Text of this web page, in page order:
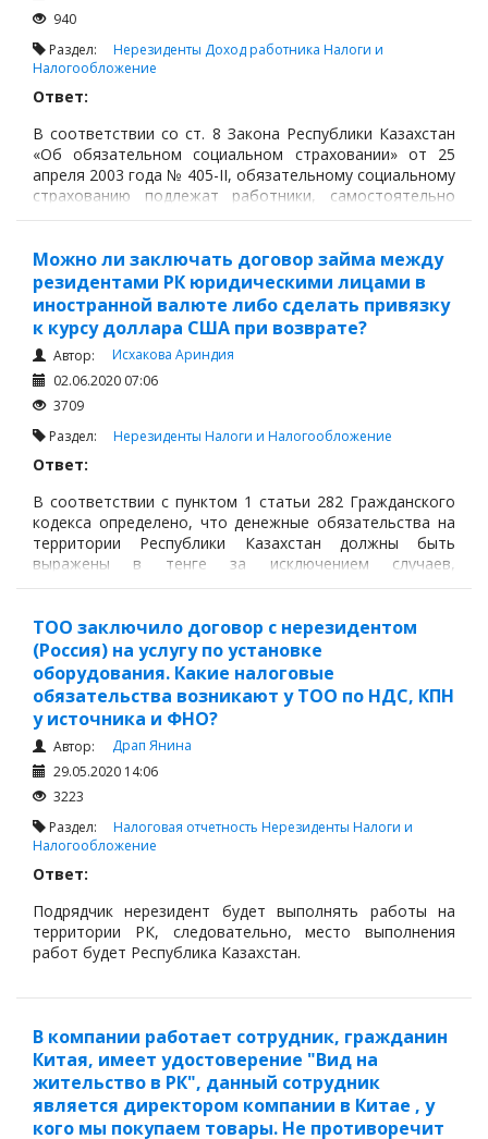
Трудовые отношения
Корпоративные отношения
Договоры
Доверенности
Интернет и право
Взыскание долга
Государственные закупки
Предварительный квалификационный отбор «Самрук-
Қазына» (ПКО)
Некоммерческие организации
Лицензирование (разрешения и уведомления)
Судопроизводство
Ответы государственных органов
940
Раздел: Нерезиденты Доход работника Налоги и
Налогообложение
Ответ:
В соответствии со ст. 8 Закона Республики Казахстан
«Об обязательном социальном страховании» от 25
апреля 2003 года № 405-II, обязательному социальному
страхованию подлежат работники, самостоятельно
занятые лица, включая иностранцев и лиц без
Республики Казахстан и осуществляющих
деятельность, приносящую доход на территории
Республики Казахстан, за исключением лиц, достигших
возраста, предусмотренного п. 1 ст. 11 Закона
Республики Казахстан «О пенсионном обеспечении в
Республике Казахстан» от 21 июня 2013 года № 105-V.
Можно ли заключать договор займа между
резидентами РК юридическими лицами в
иностранной валюте либо сделать привязку
к курсу доллара США при возврате?
Автор:
Исхакова Ариндия
02.06.2020 07:06
3709
Раздел: Нерезиденты Налоги и Налогообложение
Ответ:
В соответствии с пунктом 1 статьи 282 Гражданского
кодекса определено, что денежные обязательства на
территории Республики Казахстан должны быть
выражены в тенге за исключением случаев,
предусмотренных законодательными актами
ТОО заключило договор с нерезидентом
(Россия) на услугу по установке
оборудования. Какие налоговые
обязательства возникают у ТОО по НДС, КПН
у источника и ФНО?
Автор:
Драп Янина
29.05.2020 14:06
3223
Раздел: Налоговая отчетность Нерезиденты Налоги и
Налогообложение
Ответ:
Подрядчик нерезидент будет выполнять работы на
территории РК, следовательно, место выполнения
работ будет Республика Казахстан.
Казахстан признаются следующие виды доходов:
В компании работает сотрудник, гражданин
Китая, имеет удостоверение "Вид на
жительство в РК", данный сотрудник
является директором компании в Китае , у
кого мы покупаем товары. Не противоречит